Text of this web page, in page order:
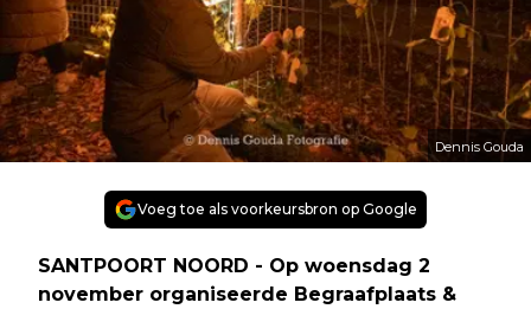
Dennis Gouda
Voeg toe als voorkeursbron op Google
SANTPOORT NOORD - Op woensdag 2
november organiseerde Begraafplaats &